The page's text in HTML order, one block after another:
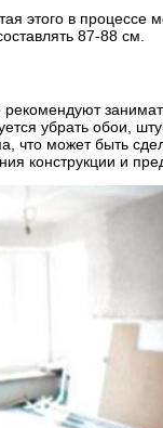
этого в процессе
87-88 см.
убрать обои,
что может быть
конструкции и